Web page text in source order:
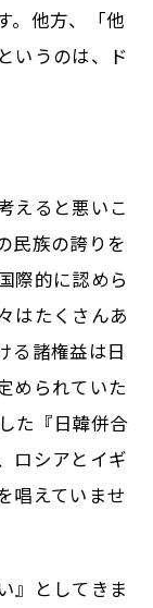
。他方、「他
いうのは、ド
えると悪いこ
民族の誇りを
際的に認めら
はたくさんあ
る諸権益は日
められていた
た『日韓併合
ロシアとイギ
唱えていませ
』としてきま